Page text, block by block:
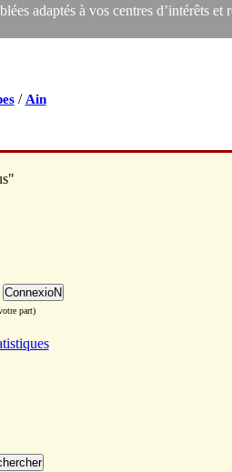
adaptés à vos centres d’intérêts et
/ Ain
part)